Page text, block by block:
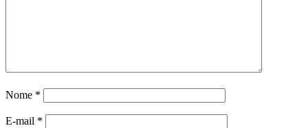
Nome *
E-mail *